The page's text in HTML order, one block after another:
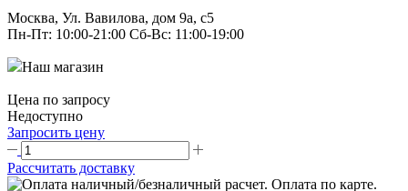
Москва, Ул. Вавилова, дом 9а, с5
Пн-Пт: 10:00-21:00 Сб-Вс: 11:00-19:00
Наш магазин
Цена по запросу
Недоступно
Запросить цену
Рассчитать доставку